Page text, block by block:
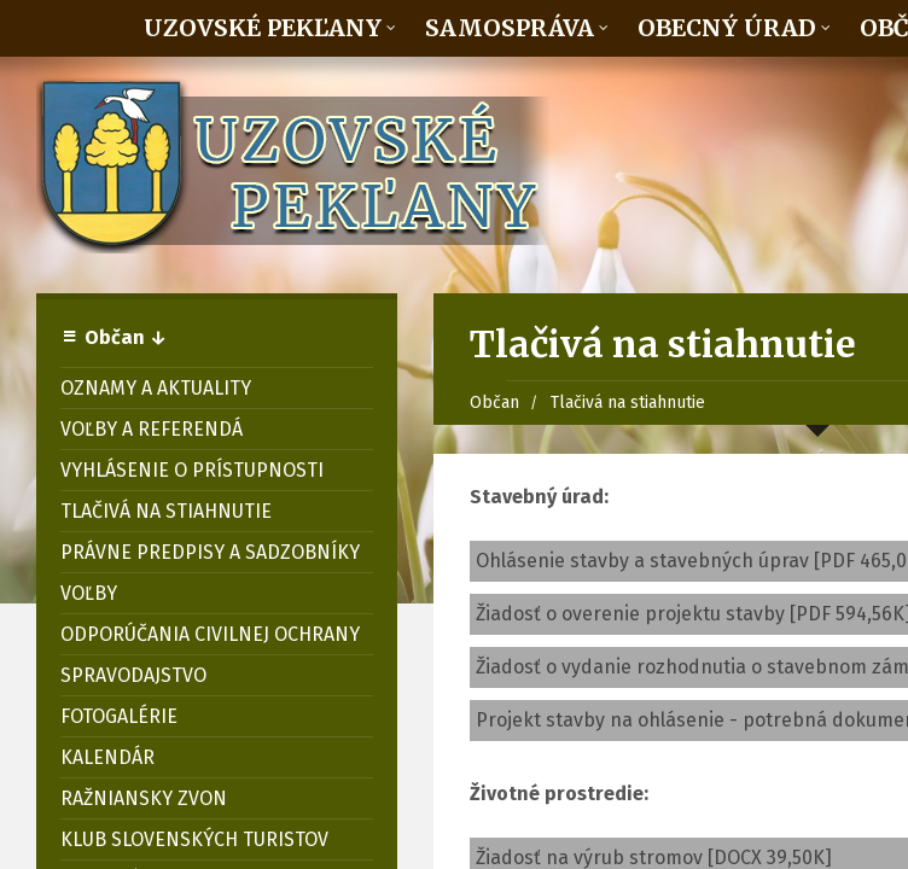
UZOVSKÉ PEKĽANY SAMOSPRÁVA OBECNÝ ÚRAD
Tlačivá na stiahnutie
Občan Tlačivá na stiahnutie
Stavebný úrad:
Ohlásenie stavby a stavebných úprav [PDF
Žiadosť o overenie projektu stavby [PDF 594,56K]
Žiadosť o vydanie rozhodnutia o stavebnom
Projekt stavby na ohlásenie - potrebná
Životné prostredie:
Žiadosť na výrub stromov [DOCX 39,50K]
Občan ↓
OZNAMY A AKTUALITY
VOĽBY A REFERENDÁ
VYHLÁSENIE O PRÍSTUPNOSTI
TLAČIVÁ NA STIAHNUTIE
PRÁVNE PREDPISY A SADZOBNÍKY
VOĽBY
ODPORÚČANIA CIVILNEJ OCHRANY
SPRAVODAJSTVO
FOTOGALÉRIE
KALENDÁR
RAŽNIANSKY ZVON
KLUB SLOVENSKÝCH TURISTOV